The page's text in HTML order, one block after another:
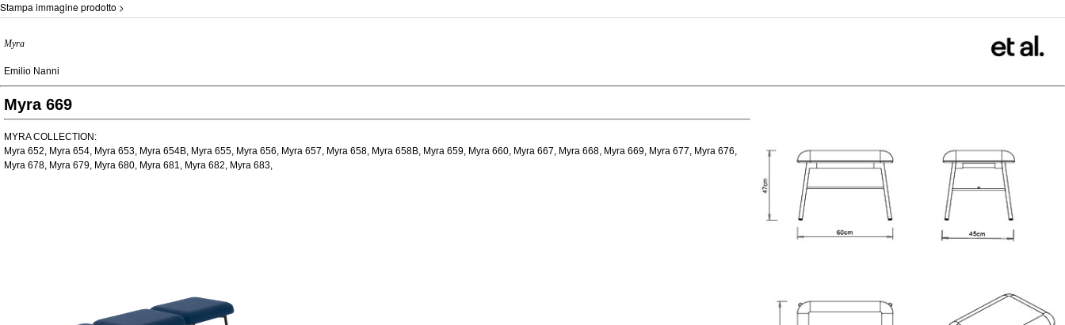
Stampa immagine prodotto >
Myra
Emilio Nanni
Myra 669
MYRA COLLECTION:
Myra 652, Myra 654, Myra 653, Myra 654B, Myra 655, Myra 656, Myra 657, Myra 658, Myra 658B, Myra 659, Myra 660, Myra 667, Myra 668, Myra 669, Myra 677, Myra 676,
Myra 678, Myra 679, Myra 680, Myra 681, Myra 682, Myra 683,